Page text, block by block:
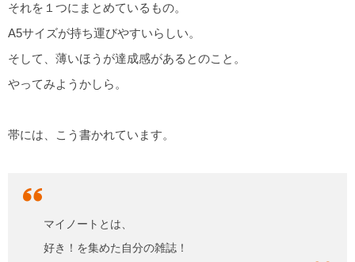
それを１つにまとめているもの。
A5サイズが持ち運びやすいらしい。
そして、薄いほうが達成感があるとのこと。
やってみようかしら。
帯には、こう書かれています。
マイノートとは、
好き！を集めた自分の雑誌！